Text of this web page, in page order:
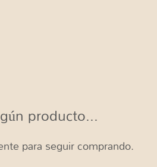
producto...
para seguir comprando.